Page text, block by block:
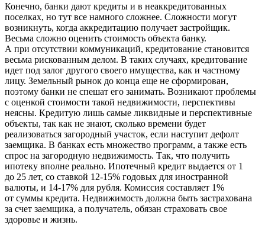
Конечно, банки дают кредиты и в неаккредитованных
поселках, но тут все намного сложнее. Сложности могут
возникнуть, когда аккредитацию получает застройщик.
Весьма сложно оценить стоимость объекта банку.
А при отсутствии коммуникаций, кредитование становится
весьма рискованным делом. В таких случаях, кредитование
идет под залог другого своего имущества, как и частному
лицу. Земельный рынок до конца еще не сформирован,
поэтому банки не спешат его занимать. Возникают проблемы
с оценкой стоимости такой недвижимости, перспективы
неясны. Кредитую лишь самые ликвидные и перспективные
объекты, так как не знают, сколько времени будет
реализоваться загородный участок, если наступит дефолт
заемщика. В банках есть множество программ, а также есть
спрос на загородную недвижимость. Так, что получить
ипотеку вполне реально. Ипотечный кредит выдается от 1
до 25 лет, со ставкой 12-15% годовых для иностранной
валюты, и 14-17% для рубля. Комиссия составляет 1%
от суммы кредита. Недвижимость должна быть застрахована
за счет заемщика, а получатель, обязан страховать свое
здоровье и жизнь.